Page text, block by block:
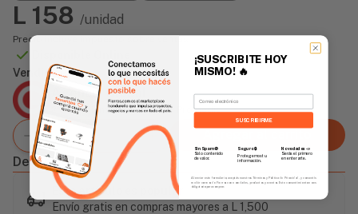
L 158 /unidad
Precio incluye impuesto sobre ventas
Vendido Por:
Agencia Global
2 días - Tiempo de Entrega Promedio
Descripción
Este artículo es popular
Envío gratis en compras mayores a L 1,500
¡SUSCRIBITE HOY
MISMO! 🔥
Email
SUSCRIBIRME
Sin Spam 🚫
Solo contenido
de valor.
Seguro 🔒
Protegemos tu
información.
Novedades 📣
Serás el primero
en enterarte.
Al enviar este formulario, aceptás nuestros Términos y Política de Privacidad, y consentís
recibir correos de Fierros con novedades, productos y eventos. Este consentimiento no es
obligatorio para comprar.